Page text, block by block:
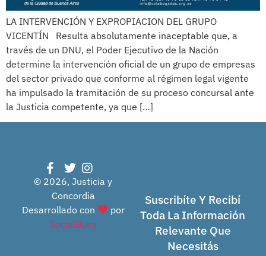
LA INTERVENCIÓN Y EXPROPIACION DEL GRUPO
VICENTÍN Resulta absolutamente inaceptable que, a
través de un DNU, el Poder Ejecutivo de la Nación
determine la intervención oficial de un grupo de empresas
del sector privado que conforme al régimen legal vigente
ha impulsado la tramitación de su proceso concursal ante
la Justicia competente, ya que […]
© 2026, Justicia y
Concordia
Desarrollado con
por
SocialBuey
Suscribíte Y Recibí
Toda La Información
Relevante Que
Necesitás